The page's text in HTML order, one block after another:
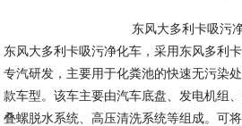
东风大多利卡吸污
东风大多利卡吸污净化车，采用东风多利
专汽研发，主要用于化粪池的快速无污染
款车型。该车主要由汽车底盘、发电机组
叠螺脱水系统、高压清洗系统等组成。可